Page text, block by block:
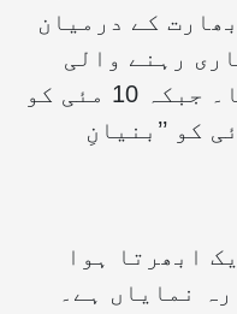
کے درمیان
مئی تک جاری رہنے والی
وسیع تر جھڑپ کو دیا گیا۔ جبکہ 10 مئی کو
کو ’’بنیانِ
ابھرتا ہوا
نمایاں ہے۔